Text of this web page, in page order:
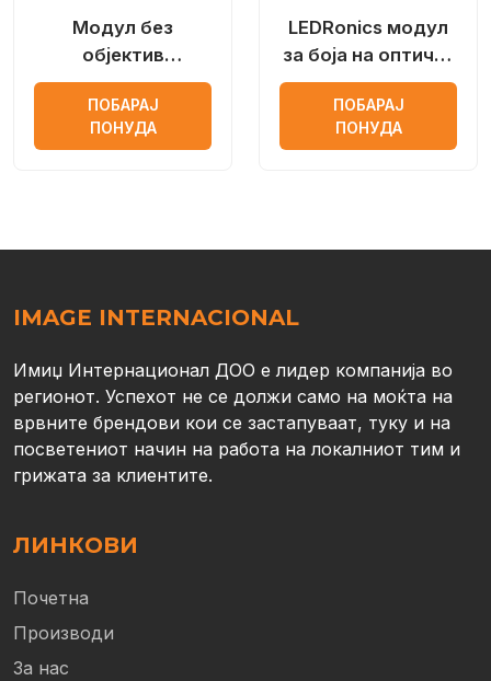
Модул без
објектив
LEDRonics со
Samsung лед чип
ПОБАРАЈ
ПОНУДА
LEDRonics модул
за боја на оптички
леќи
ПОБАРАЈ
ПОНУДА
IMAGE INTERNACIONAL
Имиџ Интернационал ДОО е лидер компанија во
регионот. Успехот не се должи само на моќта на
врвните брендови кои се застапуваат, туку и на
посветениот начин на работа на локалниот тим и
грижата за клиентите.
ЛИНКОВИ
Почетна
Производи
За нас